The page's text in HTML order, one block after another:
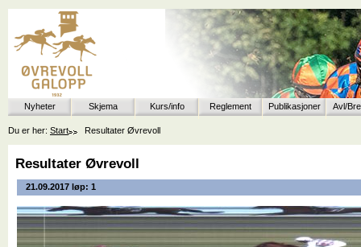
Nyheter Skjema Kurs/info Reglement Publikasjoner Avl/
Du er her: Start Resultater Øvrevoll
Resultater Øvrevoll
21.09.2017 løp: 1